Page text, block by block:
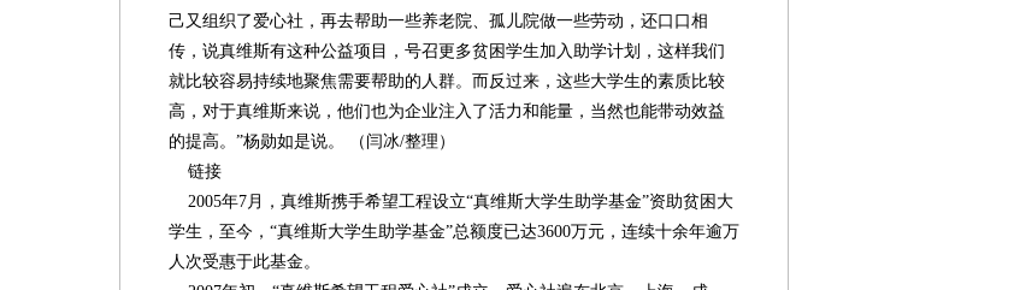
己又组织了爱心社，再去帮助一些养老院、孤儿院做一些劳动，还口口相
传，说真维斯有这种公益项目，号召更多贫困学生加入助学计划，这样我们
就比较容易持续地聚焦需要帮助的人群。而反过来，这些大学生的素质比较
高，对于真维斯来说，他们也为企业注入了活力和能量，当然也能带动效益
的提高。”杨勋如是说。 （闫冰/整理）
链接
2005年7月，真维斯携手希望工程设立“真维斯大学生助学基金”资助贫困大
学生，至今，“真维斯大学生助学基金”总额度已达3600万元，连续十余年逾万
人次受惠于此基金。